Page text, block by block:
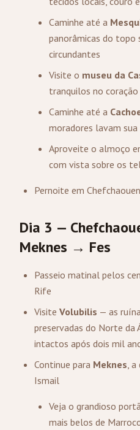
Caminhe até a
panorâmicas do topo
circundantes
Visite o museu da
tranquilos no coração
Caminhe até a
moradores lavam
Aproveite o almoço
com vista sobre os
Pernoite em Chefchaouen
Dia 3 —
Meknes → Fes
Passeio matinal pelos
Rife
Visite Volubilis — as
preservadas do Norte da
intactos após dois mil
Continue para Meknes, a
Ismail
Veja o grandioso
mais belos de